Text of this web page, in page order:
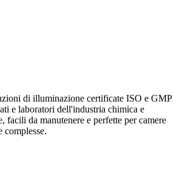
di illuminazione certificate ISO e GMP
e laboratori dell'industria chimica e
facili da manutenere e perfette per camere
complesse.